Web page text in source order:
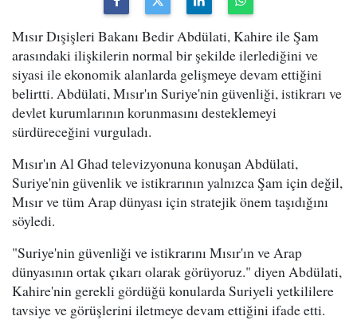
Mısır Dışişleri Bakanı Bedir Abdülati, Kahire ile Şam
arasındaki ilişkilerin normal bir şekilde ilerlediğini ve
siyasi ile ekonomik alanlarda gelişmeye devam ettiğini
belirtti. Abdülati, Mısır'ın Suriye'nin güvenliği, istikrarı ve
devlet kurumlarının korunmasını desteklemeyi
sürdüreceğini vurguladı.
Mısır'ın Al Ghad televizyonuna konuşan Abdülati,
Suriye'nin güvenlik ve istikrarının yalnızca Şam için değil,
Mısır ve tüm Arap dünyası için stratejik önem taşıdığını
söyledi.
"Suriye'nin güvenliği ve istikrarını Mısır'ın ve Arap
dünyasının ortak çıkarı olarak görüyoruz." diyen Abdülati,
Kahire'nin gerekli gördüğü konularda Suriyeli yetkililere
tavsiye ve görüşlerini iletmeye devam ettiğini ifade etti.